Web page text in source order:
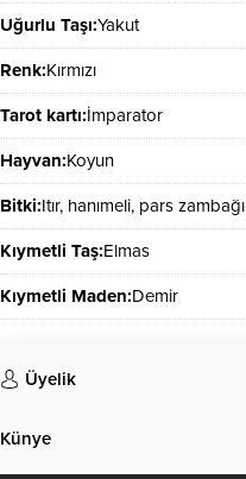
Uğurlu Taşı:Yakut
Renk:Kırmızı
Tarot kartı:İmparator
Hayvan:Koyun
Bitki:Itır, hanımeli, pars zambağı
Kıymetli Taş:Elmas
Kıymetli Maden:Demir
Üyelik
Künye